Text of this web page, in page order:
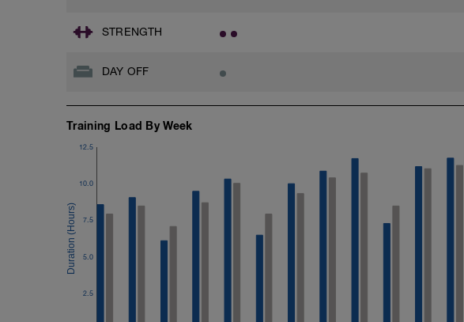
STRENGTH
DAY OFF
Training Load By Week
2.5
5.0
7.5
10.0
12.5